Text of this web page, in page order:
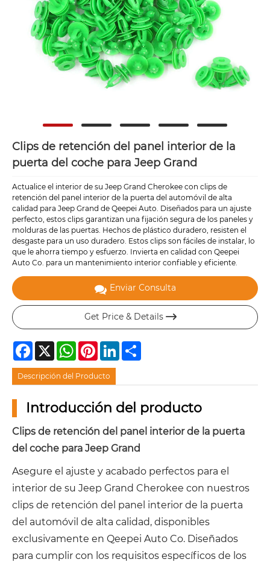
Clips de retención del panel interior de la
puerta del coche para Jeep Grand
Actualice el interior de su Jeep Grand Cherokee con clips de
retención del panel interior de la puerta del automóvil de alta
calidad para Jeep Grand de Qeepei Auto. Diseñados para un ajuste
perfecto, estos clips garantizan una fijación segura de los paneles y
molduras de las puertas. Hechos de plástico duradero, resisten el
desgaste para un uso duradero. Estos clips son fáciles de instalar, lo
que le ahorra tiempo y esfuerzo. Invierta en calidad con Qeepei
Auto Co. para un mantenimiento interior confiable y eficiente.
Enviar Consulta
Get Price & Details 
Facebook
X WhatsAppPinterestLinkedIn
Descripción del Producto
Introducción del producto
Clips de retención del panel interior de la puerta
del coche para Jeep Grand
Asegure el ajuste y acabado perfectos para el
interior de su Jeep Grand Cherokee con nuestros
clips de retención del panel interior de la puerta
del automóvil de alta calidad, disponibles
exclusivamente en Qeepei Auto Co. Diseñados
para cumplir con los requisitos específicos de los